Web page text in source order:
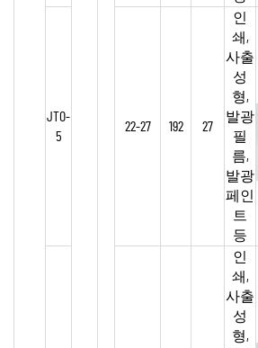
JTO-
5
22-27 192 27
인
쇄,
사출
성
형,
발광
필
름,
발광
페인
트
등
인
쇄,
사출
성
형,